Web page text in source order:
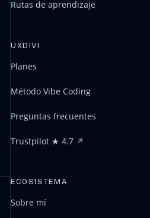
Rutas de aprendizaje
UXDIVI
Planes
Método Vibe Coding
Preguntas frecuentes
Trustpilot ★ 4.7
ECOSISTEMA
Sobre mí